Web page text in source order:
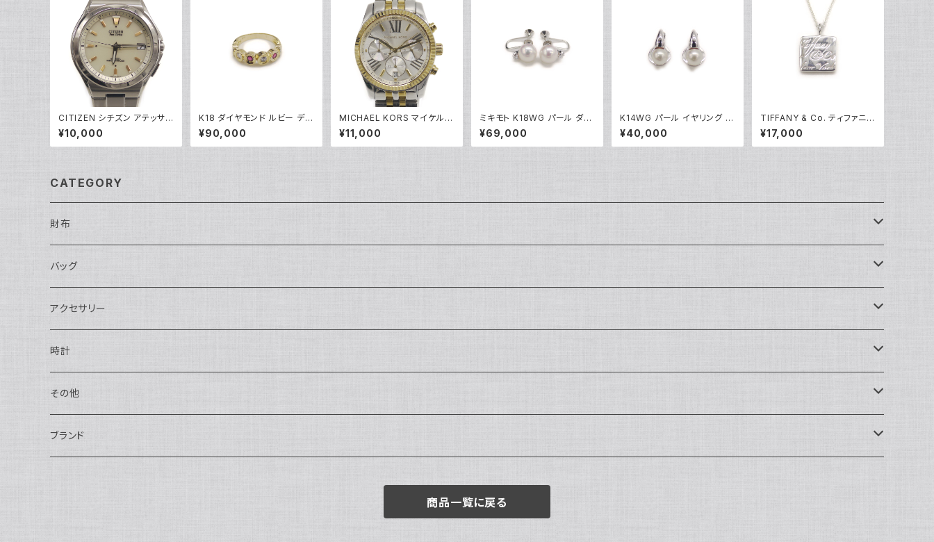
CITIZEN シチズン アテッサ
エコドライブ ソーラー 電波時
計 H110-T011331 白文字盤
Y05279
¥10,000
K18 ダイヤモンド ルビー デザ
インリング 18金 指輪 8号 Y0
4918
¥90,000
MICHAEL KORS マイケルコ
ース クォーツ クロノグラフ 腕
時計 銀文字盤 MK5955 Y0
5269
¥11,000
ミキモト K18WG パール ダイ
ヤモンド イヤリング 18金 ホ
ワイトゴールド ネジ式 Y052
48
¥69,000
K14WG パール イヤリング 1
4金 クリップ式 Y05249
¥40,000
TIFFANY & Co. ティファニー
ノーツ スクエアプレート ペン
ダント ネックレス シルバー92
5 アズキチェーン Y05238
¥17,000
CATEGORY
財布
長財布
二つ折り
バッグ
ショルダーバッグ・ボディバッグ
ハンドバッグ・ポーチ
トートバッグ
バックパック・リュックサック
アクセサリー
ネックレス
指輪
ピアス・イヤリング
時計
アナログ・機械式
アナログ・クォーツ
その他
ペン・万年筆
ブランド
商品一覧に戻る